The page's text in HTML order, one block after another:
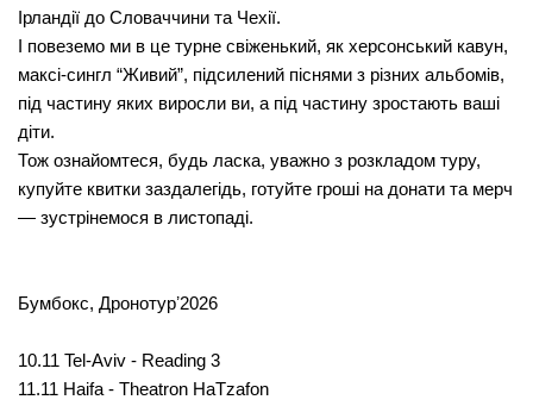
Ірландії до Словаччини та Чехії.
І повеземо ми в це турне свіженький, як херсонський кавун,
максі-сингл “Живий”, підсилений піснями з різних альбомів,
під частину яких виросли ви, а під частину зростають ваші
діти.
Тож ознайомтеся, будь ласка, уважно з розкладом туру,
купуйте квитки заздалегідь, готуйте гроші на донати та мерч
— зустрінемося в листопаді.
Бумбокс, Дронотурʼ2026
10.11 Tel-Aviv - Reading 3
11.11 Haifa - Theatron HaTzafon